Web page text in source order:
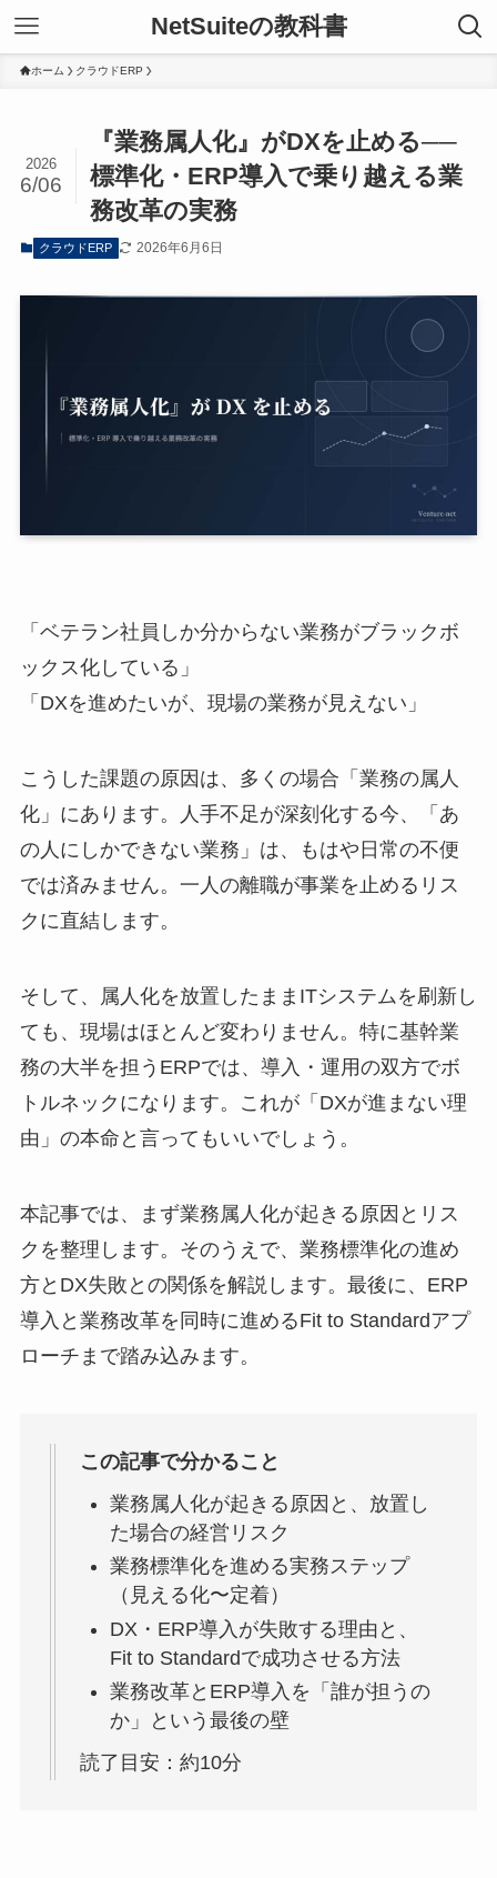
NetSuiteの教科書
ホーム クラウドERP
『業務属人化』がDXを止める──
標準化・ERP導入で乗り越える業
務改革の実務
2026
6/06
クラウドERP 2026年6月6日
「ベテラン社員しか分からない業務がブラックボ
ックス化している」
「DXを進めたいが、現場の業務が見えない」
こうした課題の原因は、多くの場合「業務の属人
化」にあります。人手不足が深刻化する今、「あ
の人にしかできない業務」は、もはや日常の不便
では済みません。一人の離職が事業を止めるリス
クに直結します。
そして、属人化を放置したままITシステムを刷新し
ても、現場はほとんど変わりません。特に基幹業
務の大半を担うERPでは、導入・運用の双方でボ
トルネックになります。これが「DXが進まない理
由」の本命と言ってもいいでしょう。
本記事では、まず業務属人化が起きる原因とリス
クを整理します。そのうえで、業務標準化の進め
方とDX失敗との関係を解説します。最後に、ERP
導入と業務改革を同時に進めるFit to Standardアプ
ローチまで踏み込みます。
この記事で分かること
業務属人化が起きる原因と、放置し
た場合の経営リスク
業務標準化を進める実務ステップ
（見える化〜定着）
DX・ERP導入が失敗する理由と、
Fit to Standardで成功させる方法
業務改革とERP導入を「誰が担うの
か」という最後の壁
読了目安：約10分